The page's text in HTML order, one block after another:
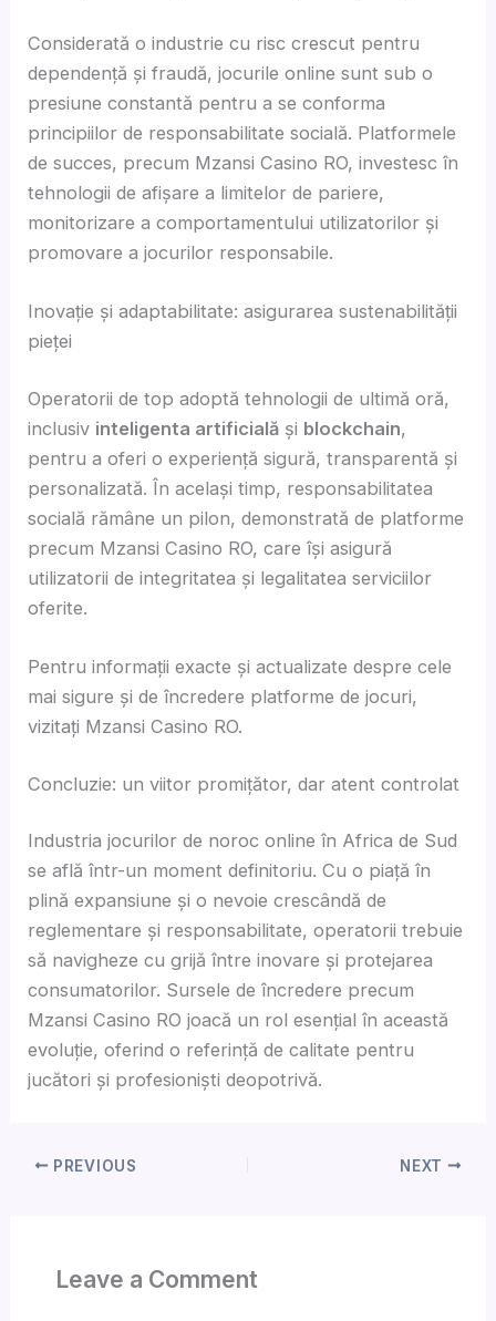
Considerată o industrie cu risc crescut pentru
dependență și fraudă, jocurile online sunt sub o
presiune constantă pentru a se conforma
principiilor de responsabilitate socială. Platformele
de succes, precum Mzansi Casino RO, investesc în
tehnologii de afișare a limitelor de pariere,
monitorizare a comportamentului utilizatorilor și
promovare a jocurilor responsabile.
Inovație și adaptabilitate: asigurarea sustenabilității
pieței
Operatorii de top adoptă tehnologii de ultimă oră,
inclusiv inteligenta artificială și blockchain,
pentru a oferi o experiență sigură, transparentă și
personalizată. În același timp, responsabilitatea
socială rămâne un pilon, demonstrată de platforme
precum Mzansi Casino RO, care își asigură
utilizatorii de integritatea și legalitatea serviciilor
oferite.
Pentru informații exacte și actualizate despre cele
mai sigure și de încredere platforme de jocuri,
vizitați Mzansi Casino RO.
Concluzie: un viitor promițător, dar atent controlat
Industria jocurilor de noroc online în Africa de Sud
se află într-un moment definitoriu. Cu o piață în
plină expansiune și o nevoie crescândă de
reglementare și responsabilitate, operatorii trebuie
să navigheze cu grijă între inovare și protejarea
consumatorilor. Sursele de încredere precum
Mzansi Casino RO joacă un rol esențial în această
evoluție, oferind o referință de calitate pentru
jucători și profesioniști deopotrivă.
PREVIOUS NEXT
Leave a Comment